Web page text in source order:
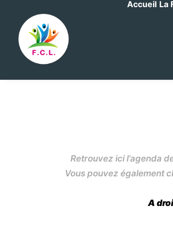
Accueil La
Retrouvez ici l’agenda
Vous pouvez également
A